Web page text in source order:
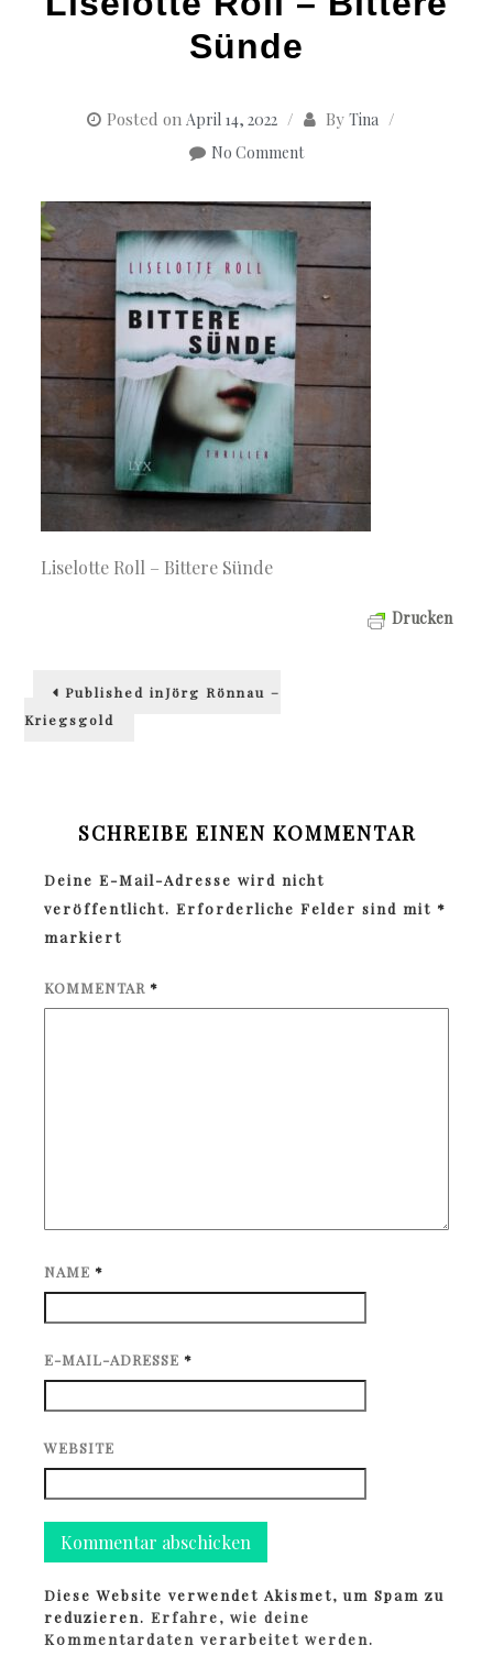
Sünde
Posted on April 14, 2022 By Tina
No Comment
Liselotte Roll – Bittere Sünde
Drucken
Beitragsnavigation
Published inJörg Rönnau –
Kriegsgold
SCHREIBE EINEN KOMMENTAR
Deine E-Mail-Adresse wird nicht
veröffentlicht. Erforderliche Felder sind mit *
markiert
KOMMENTAR *
NAME *
E-MAIL-ADRESSE *
WEBSITE
Diese Website verwendet Akismet, um Spam zu
reduzieren.Erfahre, wie deine
Kommentardaten verarbeitet werden.